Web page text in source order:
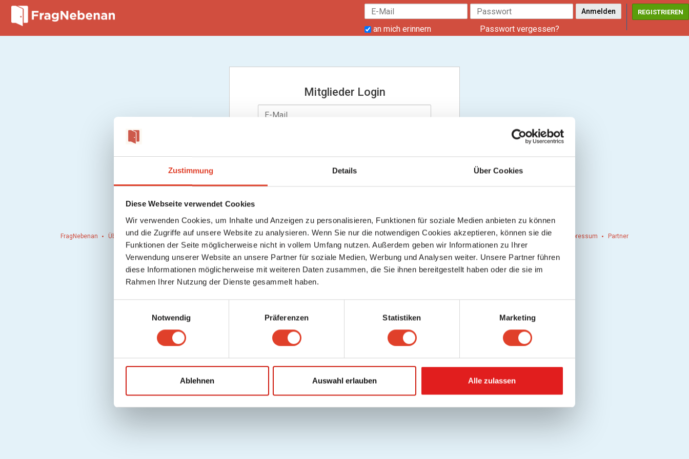
Zustimmung Details Über Cookies
Diese Webseite verwendet Cookies
Wir verwenden Cookies, um Inhalte und Anzeigen zu personalisieren, Funktionen für soziale Medien anbieten zu können
und die Zugriffe auf unsere Website zu analysieren. Wenn Sie nur die notwendigen Cookies akzeptieren, können sie die
Funktionen der Seite möglicherweise nicht in vollem Umfang nutzen. Außerdem geben wir Informationen zu Ihrer
Verwendung unserer Website an unsere Partner für soziale Medien, Werbung und Analysen weiter. Unsere Partner führen
diese Informationen möglicherweise mit weiteren Daten zusammen, die Sie ihnen bereitgestellt haben oder die sie im
Rahmen Ihrer Nutzung der Dienste gesammelt haben.
g
Notwendig Präferenzen Statistiken Marketing
Ablehnen Auswahl erlauben Alle zulassen
an mich erinnern Passwort vergessen?
REGISTRIEREN
Mitglieder Login
an mich erinnern Passwort vergessen?
FragNebenan Über uns Presse Hausordnung Hilfe / FAQ Datenschutz Cookies Nutzungsbedingungen/AGB Gutschein einlösen Werbung Kontakt Impressum Partner
Copyright © 2026 FragNebenan. Alle Rechte vorbehalten.Deutsch